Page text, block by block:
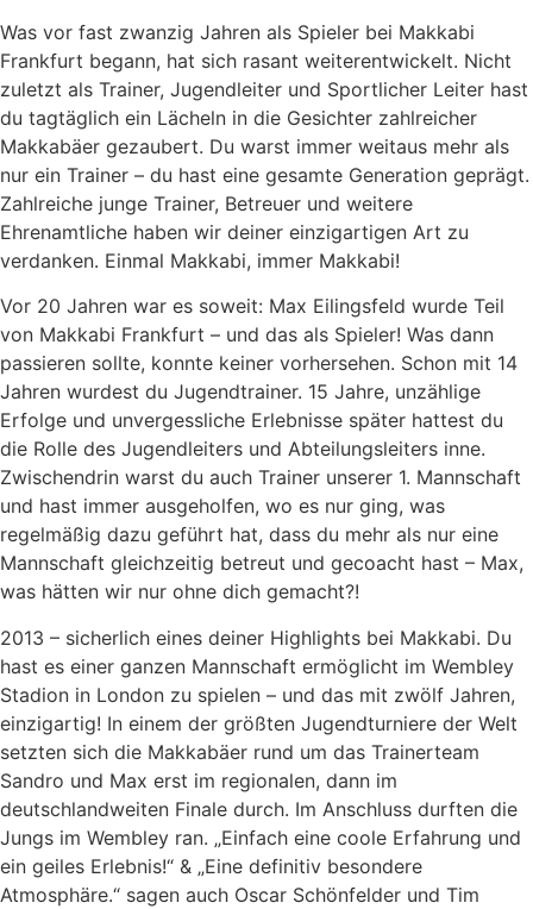
Was vor fast zwanzig Jahren als Spieler bei Makkabi
Frankfurt begann, hat sich rasant weiterentwickelt. Nicht
zuletzt als Trainer, Jugendleiter und Sportlicher Leiter hast
du tagtäglich ein Lächeln in die Gesichter zahlreicher
Makkabäer gezaubert. Du warst immer weitaus mehr als
nur ein Trainer – du hast eine gesamte Generation geprägt.
Zahlreiche junge Trainer, Betreuer und weitere
Ehrenamtliche haben wir deiner einzigartigen Art zu
verdanken. Einmal Makkabi, immer Makkabi!
Vor 20 Jahren war es soweit: Max Eilingsfeld wurde Teil
von Makkabi Frankfurt – und das als Spieler! Was dann
passieren sollte, konnte keiner vorhersehen. Schon mit 14
Jahren wurdest du Jugendtrainer. 15 Jahre, unzählige
Erfolge und unvergessliche Erlebnisse später hattest du
die Rolle des Jugendleiters und Abteilungsleiters inne.
Zwischendrin warst du auch Trainer unserer 1. Mannschaft
und hast immer ausgeholfen, wo es nur ging, was
regelmäßig dazu geführt hat, dass du mehr als nur eine
Mannschaft gleichzeitig betreut und gecoacht hast – Max,
was hätten wir nur ohne dich gemacht?!
2013 – sicherlich eines deiner Highlights bei Makkabi. Du
hast es einer ganzen Mannschaft ermöglicht im Wembley
Stadion in London zu spielen – und das mit zwölf Jahren,
einzigartig! In einem der größten Jugendturniere der Welt
setzten sich die Makkabäer rund um das Trainerteam
Sandro und Max erst im regionalen, dann im
deutschlandweiten Finale durch. Im Anschluss durften die
Jungs im Wembley ran. „Einfach eine coole Erfahrung und
ein geiles Erlebnis!“ & „Eine definitiv besondere
Atmosphäre.“ sagen auch Oscar Schönfelder und Tim